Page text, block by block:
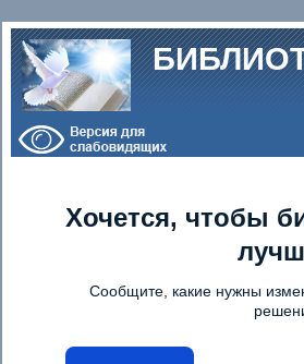
Перейти к основному содержанию
Хочется, чтобы
Сообщите, какие нужны